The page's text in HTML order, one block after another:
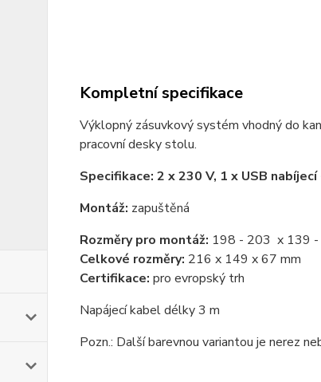
Kompletní specifikace
Výklopný zásuvkový systém vhodný do
pracovní desky stolu.
Specifikace: 2 x 230 V, 1 x USB
Montáž: zapuštěná
Rozměry pro montáž: 198 - 203 x 139 -
Celkové rozměry: 216 x 149 x 67 mm
Certifikace: pro evropský trh
Napájecí kabel délky 3 m
Pozn.: Další barevnou variantou je nerez